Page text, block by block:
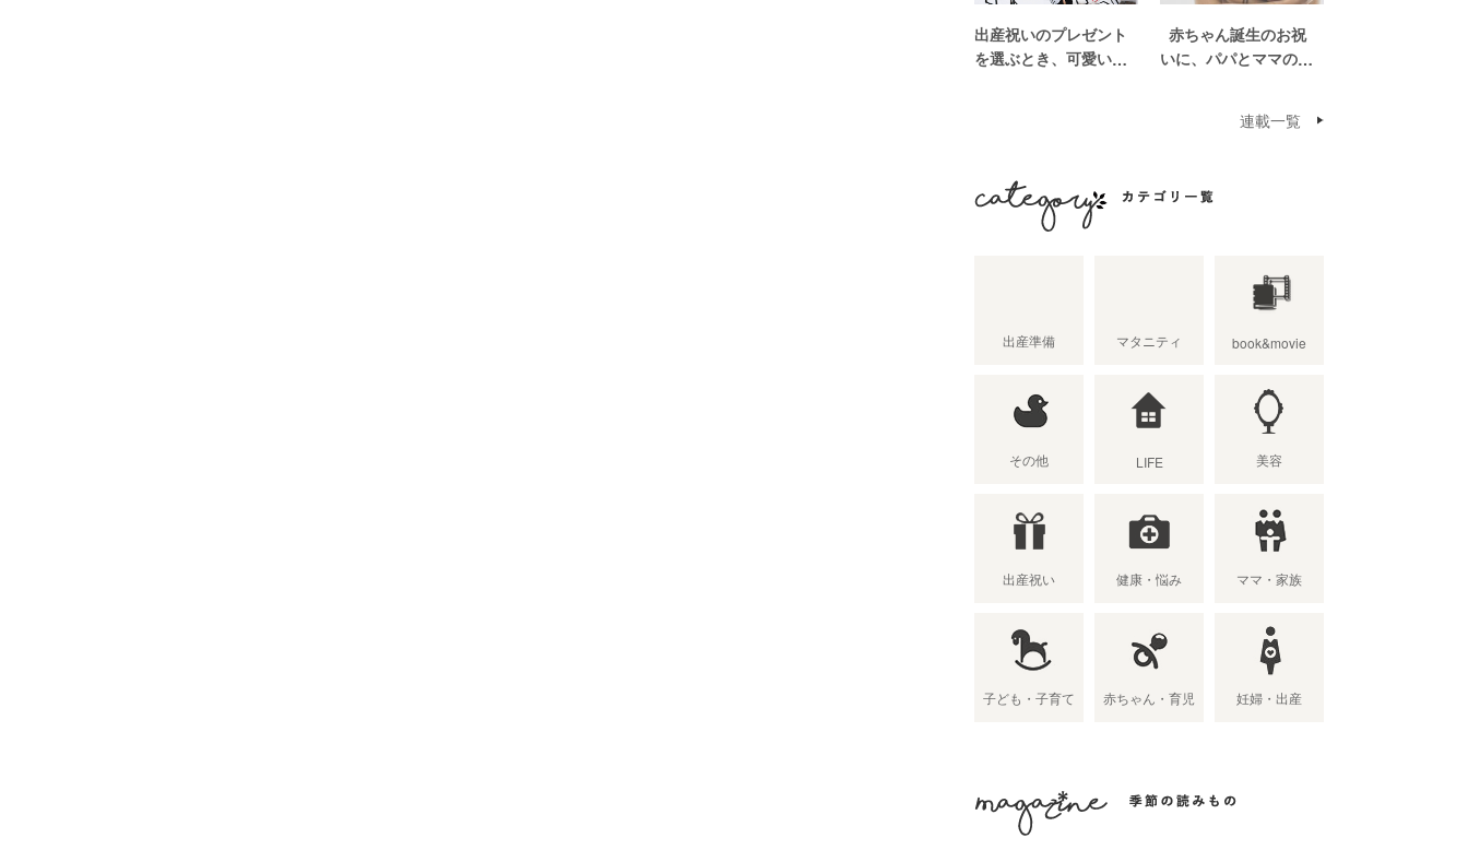
出産祝いのプレゼント
を選ぶとき、可愛いも
でもらいたいし、たく
さん使ってもらえるも
のをプレゼントした
赤ちゃん誕生のお祝
いに、パパとママの親
場合、今現在のお祝い
のでしょうか。また、
ビーの誕生という慶
連載一覧
出産準備 マタニティ book&movie
その他 LIFE 美容
出産祝い 健康・悩み ママ・家族
子ども・子育て 赤ちゃん・育児 妊婦・出産